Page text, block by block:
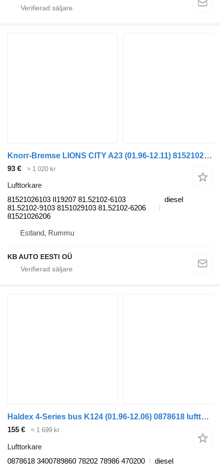
Knorr-Bremse LIONS CITY A23 (01.96-12.11) 81521026103 lufttorkare till MAN Lion's bus (1991-) buss
93 € ≈ 1 020 kr
Lufttorkare
81521026103 II19207 81.52102-6103
81.52102-9103 8151029103 81.52102-6206
81521026206
diesel
Estland, Rummu
KB AUTO EESTI OÜ
Haldex 4-Series bus K124 (01.96-12.06) 0878618 lufttorkare till Scania 4-series bus (1995-2006) buss
155 € ≈ 1 699 kr
Lufttorkare
0878618 3400789860 78202 78986 470200
diesel